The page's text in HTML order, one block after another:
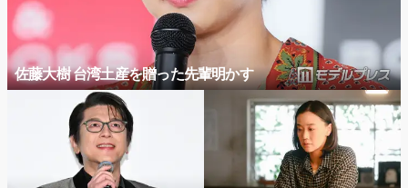
佐藤大樹 台湾土産を贈った先輩明かす